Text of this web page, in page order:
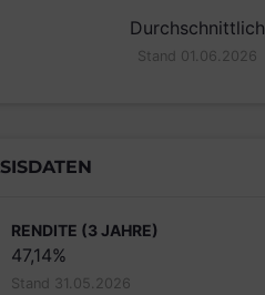
Durchschnittlich
Stand 01.06.2026
RENDITE (3 JAHRE)
47,14%
Stand 31.05.2026